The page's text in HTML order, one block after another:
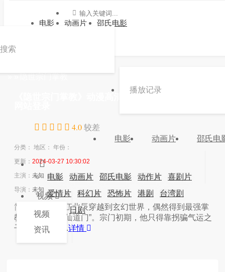
电影 动画片 邵氏电影
播放记录
电影 动画片 邵氏电
电影 动画片 邵氏电影 动作片
喜剧片
爱情片
科幻片 恐怖片 港剧
台湾剧
韩剧
日剧
视频
视频
资讯
索
4.0 较差
分类： 地区： 年份：
更新： 2024-03-27 10:30:02
主演： 未知
导演： 未知
简介：
简介：江北辰穿越到玄幻世界，偶然得到最强掌
教系统，成立“仙道门”。宗门初期，他只得靠拐骗气运之
子来升级宗门...详情